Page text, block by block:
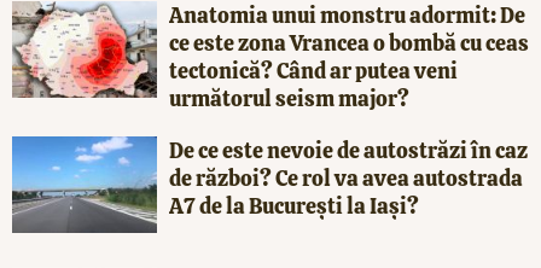
Anatomia unui monstru adormit: De
ce este zona Vrancea o bombă cu ceas
tectonică? Când ar putea veni
următorul seism major?
De ce este nevoie de autostrăzi în caz
de război? Ce rol va avea autostrada
A7 de la București la Iași?